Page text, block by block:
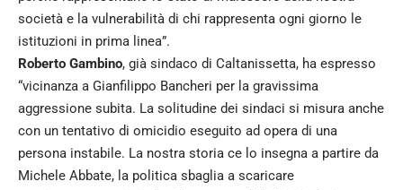
società e la vulnerabilità di chi rappresenta ogni giorno le
istituzioni in prima linea”.
Roberto Gambino, già sindaco di Caltanissetta, ha espresso
“vicinanza a Gianfilippo Bancheri per la gravissima
aggressione subita. La solitudine dei sindaci si misura anche
con un tentativo di omicidio eseguito ad opera di una
persona instabile. La nostra storia ce lo insegna a partire da
Michele Abbate, la politica sbaglia a scaricare